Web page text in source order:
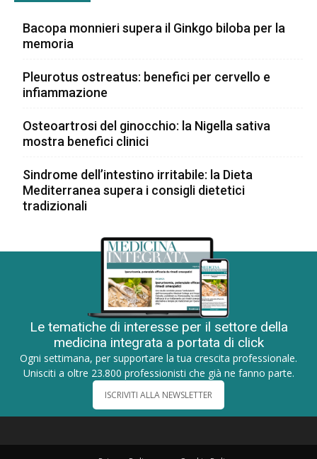
Bacopa monnieri supera il Ginkgo biloba per la
memoria
Pleurotus ostreatus: benefici per cervello e
infiammazione
Osteoartrosi del ginocchio: la Nigella sativa
mostra benefici clinici
Sindrome dell’intestino irritabile: la Dieta
Mediterranea supera i consigli dietetici
tradizionali
Le tematiche di interesse per il settore della
medicina integrata a portata di click
Ogni settimana, per supportare la tua crescita professionale.
Unisciti a oltre 23.800 professionisti che già ne fanno parte.
ISCRIVITI ALLA NEWSLETTER